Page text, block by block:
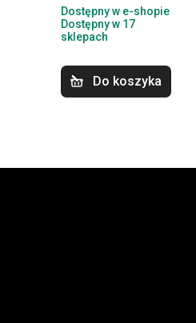
Dostępny w e-shopie
Dostępny w 17
sklepach
Do koszyka